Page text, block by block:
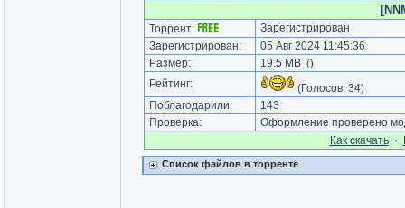
Торрент:
Зарегистрирован
Зарегистрирован:
05 Авг 2024 11:45:36
Размер:
19.5 MB ()
Рейтинг: (Голосов: 34)
Поблагодарили:
143
Проверка:
Оформление проверено
Как cкачать·
Список файлов в торренте